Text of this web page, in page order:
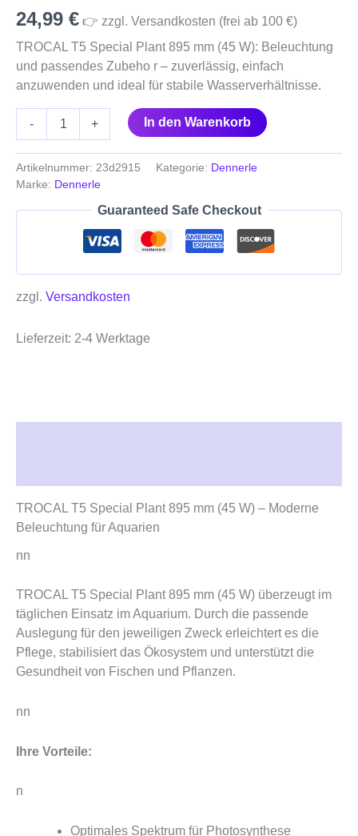
24,99 € 👉 zzgl. Versandkosten (frei ab 100 €)
TROCAL T5 Special Plant 895 mm (45 W): Beleuchtung
und passendes Zubeho r – zuverlässig, einfach
anzuwenden und ideal für stabile Wasserverhältnisse.
- + In den Warenkorb
Artikelnummer: 23d2915 Kategorie: Dennerle
Marke: Dennerle
Guaranteed Safe Checkout
zzgl. Versandkosten
Lieferzeit: 2-4 Werktage
TROCAL T5 Special Plant 895 mm (45 W) – Moderne
Beleuchtung für Aquarien
nn
TROCAL T5 Special Plant 895 mm (45 W) überzeugt im
täglichen Einsatz im Aquarium. Durch die passende
Auslegung für den jeweiligen Zweck erleichtert es die
Pflege, stabilisiert das Ökosystem und unterstützt die
Gesundheit von Fischen und Pflanzen.
nn
Ihre Vorteile:
n
Optimales Spektrum für Photosynthese